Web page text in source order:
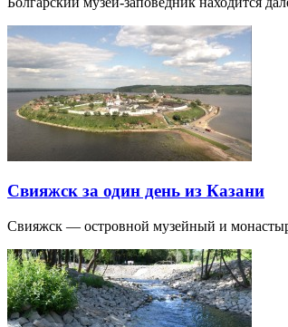
Свияжск за один день из Казани
Свияжск — островной музейный и